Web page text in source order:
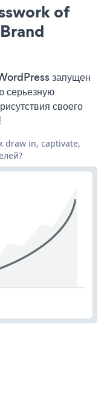
of
запущен
серьезную
своего
draw in, captivate,